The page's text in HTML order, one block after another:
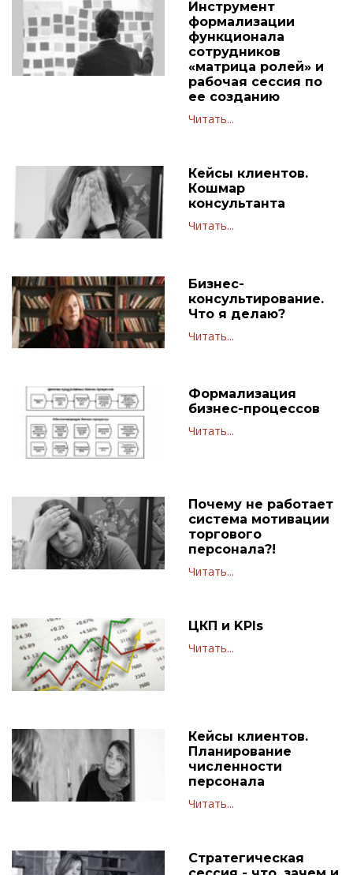
Инструмент
формализации
функционала
сотрудников
«матрица ролей» и
рабочая сессия по
ее созданию
Читать...
Кейсы клиентов.
Кошмар
консультанта
Читать...
Бизнес-
консультирование.
Что я делаю?
Читать...
Формализация
бизнес-процессов
Читать...
Почему не работает
система мотивации
торгового
персонала?!
Читать...
ЦКП и KPIs
Читать...
Кейсы клиентов.
Планирование
численности
персонала
Читать...
Стратегическая